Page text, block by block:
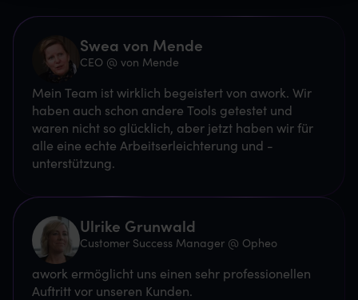
Swea von Mende
CEO @ von Mende
Mein Team ist wirklich begeistert von awork. Wir
haben auch schon andere Tools getestet und
waren nicht so glücklich, aber jetzt haben wir für
alle eine echte Arbeitserleichterung und -
unterstützung.
Ulrike Grunwald
Customer Success Manager @ Opheo
awork ermöglicht uns einen sehr professionellen
Auftritt vor unseren Kunden.